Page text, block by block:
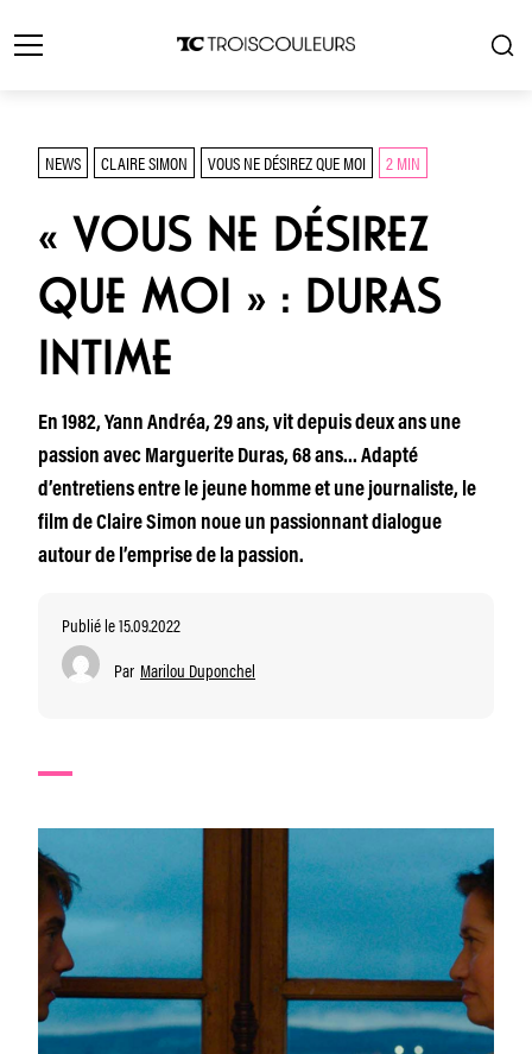
NEWS CLAIRE SIMON VOUS NE DÉSIREZ QUE MOI 2 MIN
« VOUS NE DÉSIREZ
QUE MOI » : DURAS
INTIME
En 1982, Yann Andréa, 29 ans, vit depuis deux ans une
passion avec Marguerite Duras, 68 ans… Adapté
d’entretiens entre le jeune homme et une journaliste, le
film de Claire Simon noue un passionnant dialogue
autour de l’emprise de la passion.
Publié le 15.09.2022
Par Marilou Duponchel